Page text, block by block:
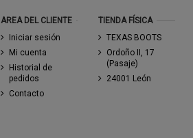
AREA DEL CLIENTE
Iniciar sesión
Mi cuenta
Historial de
pedidos
Contacto
TIENDA FÍSICA
TEXAS BOOTS
Ordoño II, 17
(Pasaje)
24001 León